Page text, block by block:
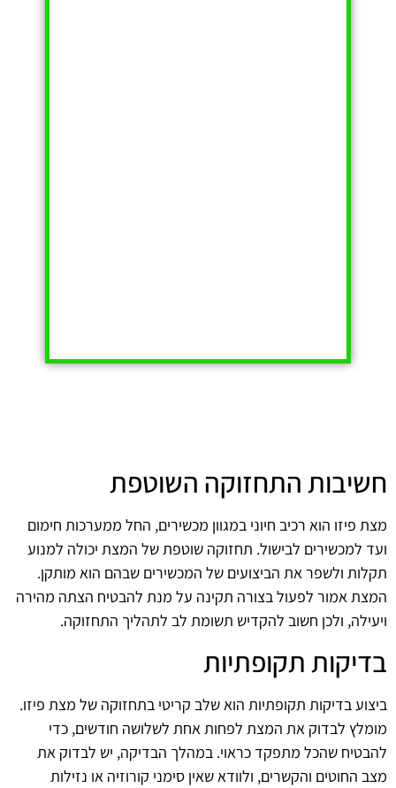
חשיבות התחזוקה השוטפת
מצת פיזו הוא רכיב חיוני במגוון מכשירים, החל ממערכות חימום
ועד למכשירים לבישול. תחזוקה שוטפת של המצת יכולה למנוע
תקלות ולשפר את הביצועים של המכשירים שבהם הוא מותקן.
המצת אמור לפעול בצורה תקינה על מנת להבטיח הצתה מהירה
ויעילה, ולכן חשוב להקדיש תשומת לב לתהליך התחזוקה.
בדיקות תקופתיות
ביצוע בדיקות תקופתיות הוא שלב קריטי בתחזוקה של מצת פיזו.
מומלץ לבדוק את המצת לפחות אחת לשלושה חודשים, כדי
להבטיח שהכל מתפקד כראוי. במהלך הבדיקה, יש לבדוק את
מצב החוטים והקשרים, ולוודא שאין סימני קורוזיה או נזילות